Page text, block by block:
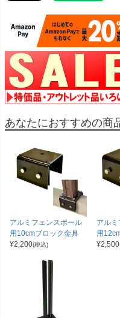
あなたにおすすめの商
アルミフェンスポール
用10cmブロック金具
¥2,200(税込)
アル
用
¥2,500